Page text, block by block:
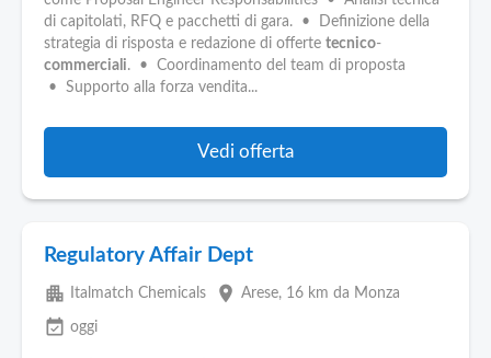
di capitolati, RFQ e pacchetti di gara. • Definizione della
strategia di risposta e redazione di offerte tecnico-
commerciali. • Coordinamento del team di proposta
• Supporto alla forza vendita...
Vedi offerta
Regulatory Affair Dept
apartment Italmatch Chemicals place Arese, 16 km da Monza
event_available oggi